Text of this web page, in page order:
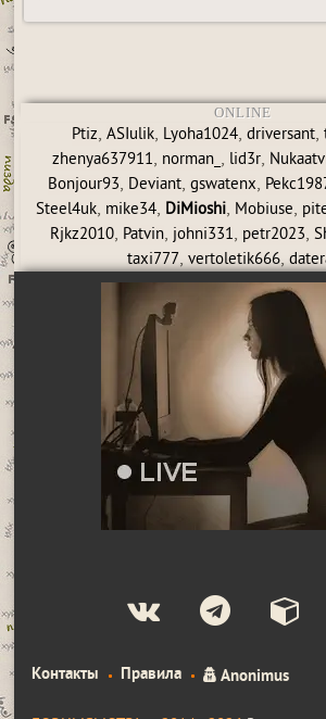
ONLINE
Ptiz,ASIulik, Lyoha1024,driversant,
zhenya637911, norman_ , lid3r,
Bonjour93, Deviant, gswatenx,
Steel4uk, mike34, DiMioshi, Mobiuse,
Rjkz2010, Patvin, johni331, petr2023,
taxi777, vertoletik666,
Контакты Правила Anonimus